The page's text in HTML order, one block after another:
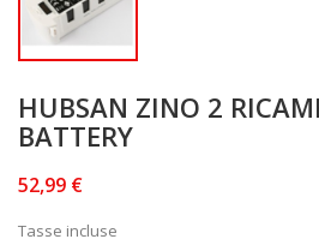
HUBSAN ZINO 2
BATTERY
52,99 €
Tasse incluse